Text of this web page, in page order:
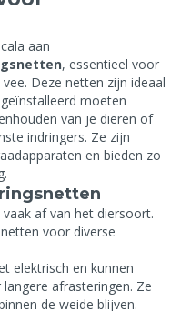
aan
, essentieel voor
Deze netten zijn ideaal
moeten
van je dieren of
indringers. Ze zijn
en bieden zo
af van het diersoort.
voor diverse
elektrisch en kunnen
afrasteringen. Ze
de weide blijven.